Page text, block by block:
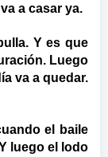
a casar ya.
Y es que
Luego
va a quedar.
el baile
luego el lodo